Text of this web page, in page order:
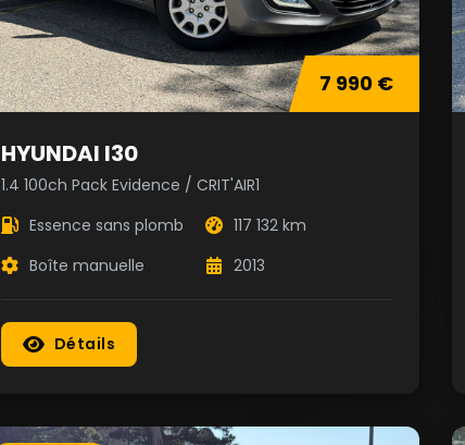
7 990 €
HYUNDAI I30
1.4 100ch Pack Evidence / CRIT'AIR1
Essence sans plomb
117 132 km
Boîte manuelle
2013
Détails